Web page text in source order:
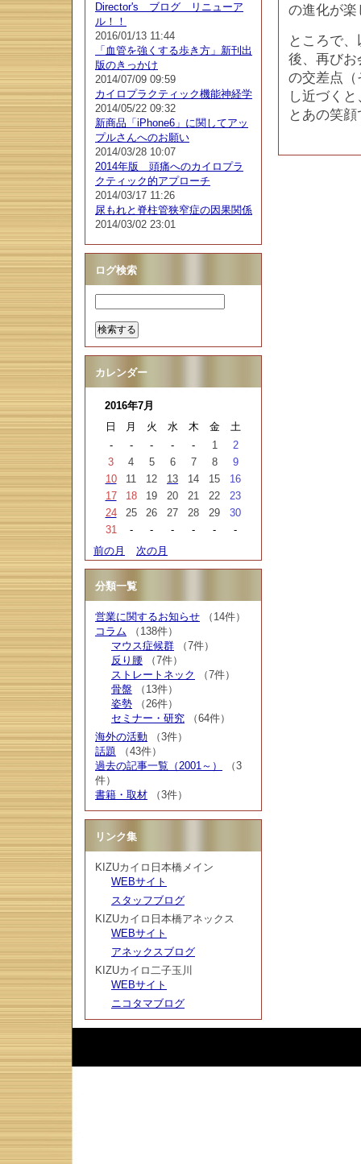
の進化が楽
ところで
後、再びお
の交差点（
し近づく
とあの笑
Director's ブログ リニューア
ル！！
2016/01/13 11:44
「血管を強くする歩き方」新刊出
版のきっかけ
2014/07/09 09:59
カイロプラクティック機能神経学
2014/05/22 09:32
新商品「iPhone6」に関してアッ
プルさんへのお願い
2014/03/28 10:07
2014年版 頭痛へのカイロプラ
クティック的アプローチ
2014/03/17 11:26
尿もれと脊柱管狭窄症の因果関係
2014/03/02 23:01
ログ検索
カレンダー
2016年7月
日
月 火 水 木 金
土
-
- - - - 1
2
3
4 5 6 7 8
9
10
11 12 13 14 15
16
17
18 19 20 21 22
23
24
25 26 27 28 29
30
31
- - - - -
-
前の月
次の月
分類一覧
営業に関するお知らせ （14件）
コラム （138件）
マウス症候群 （7件）
反り腰 （7件）
ストレートネック
（7件）
骨盤 （13件）
姿勢 （26件）
セミナー・研究 （64件）
海外の活動 （3件）
話題 （43件）
過去の記事一覧（2001～）
（3
件）
書籍・取材 （3件）
リンク集
KIZUカイロ日本橋メイン
WEBサイト
スタッフブログ
KIZUカイロ日本橋アネックス
WEBサイト
アネックスブログ
KIZUカイロ二子玉川
WEBサイト
ニコタマブログ